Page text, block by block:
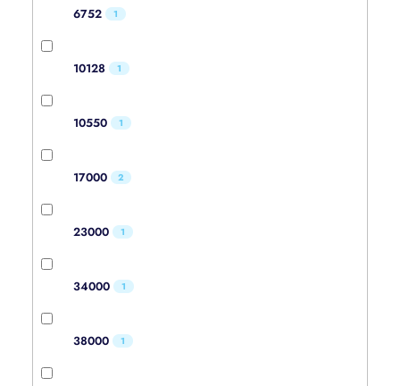
6752 1
10128 1
10550 1
17000 2
23000 1
34000 1
38000 1